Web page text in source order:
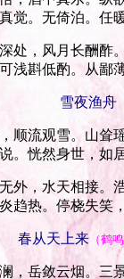
觉。无倚泊。任
处，风月长酬酢
浅斟低酌。从鄙
雪夜渔舟
顺流观雪。山耸
。恍然身世，如
外，水天相接。
趋热。停桡失笑
春从天上来（鹤
，岳敛云烟。三